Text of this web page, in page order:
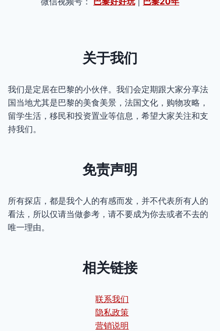
关于我们
我们是定居在巴黎的小伙伴。我们会定期跟大家分享法
国当地尤其是巴黎的美食美景，法国文化，购物攻略，
留学生活，移民和投资置业等信息，希望大家关注和支
持我们。
免责声明
所有探店，都是我个人的有感而发，并不代表所有人的
看法，所以仅请当做参考，请不要成为你去或者不去的
唯一理由。
相关链接
联系我们
隐私政策
营销说明